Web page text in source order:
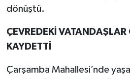
dönüştü.
ÇEVREDEKİ VATANDAŞLAR
KAYDETTİ
Çarşamba Mahallesi’nde